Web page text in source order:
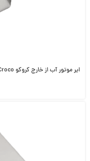
ایر موتور آب از خارج کروکو Croco مدل ( croco – b4)